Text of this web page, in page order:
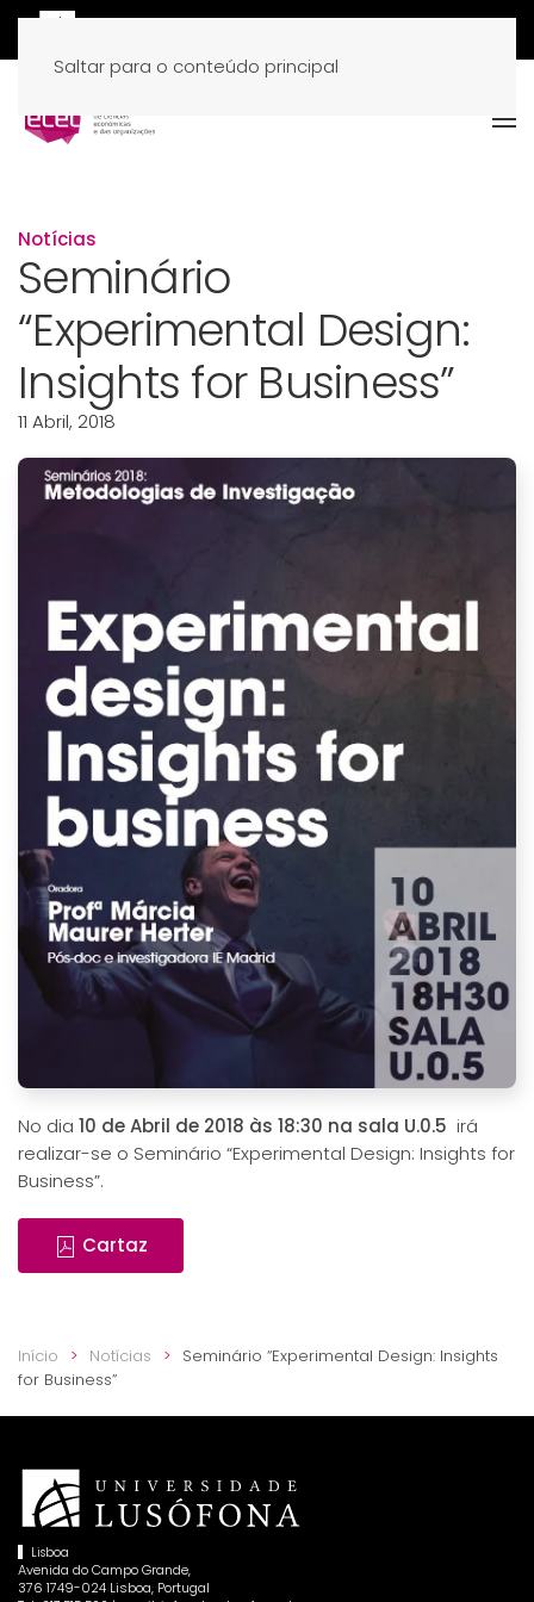
Saltar para o conteúdo principal
Notícias
Seminário
“Experimental Design:
Insights for Business”
11 Abril, 2018
No dia 10 de Abril de 2018 às 18:30 na sala U.0.5 irá
realizar-se o Seminário “Experimental Design: Insights for
Business”.
Cartaz
Início Notícias
Seminário “Experimental Design: Insights
for Business”
Lisboa
Avenida do Campo Grande,
376 1749-024 Lisboa, Portugal